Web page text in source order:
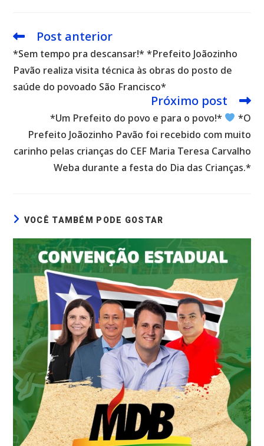
Leia
artigos
Post anterior
*Sem tempo pra descansar!* *Prefeito Joãozinho
Pavão realiza visita técnica às obras do posto de
saúde do povoado São Francisco*
Próximo post
*Um Prefeito do povo e para o povo!*
*O
Prefeito Joãozinho Pavão foi recebido com muito
carinho pelas crianças do CEF Maria Teresa Carvalho
Weba durante a festa do Dia das Crianças.*
VOCÊ TAMBÉM PODE GOSTAR